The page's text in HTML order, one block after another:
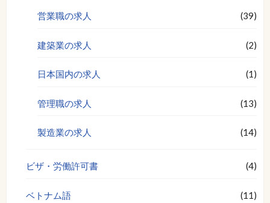
営業職の求人 (39)
建築業の求人 (2)
日本国内の求人 (1)
管理職の求人 (13)
製造業の求人 (14)
ビザ・労働許可書 (4)
ベトナム語 (11)